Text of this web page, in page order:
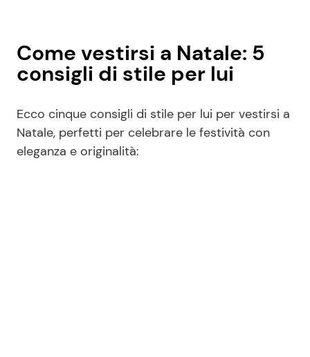
Come vestirsi a Natale: 5
consigli di stile per lui
Ecco cinque consigli di stile per lui per vestirsi a
Natale, perfetti per celebrare le festività con
eleganza e originalità: